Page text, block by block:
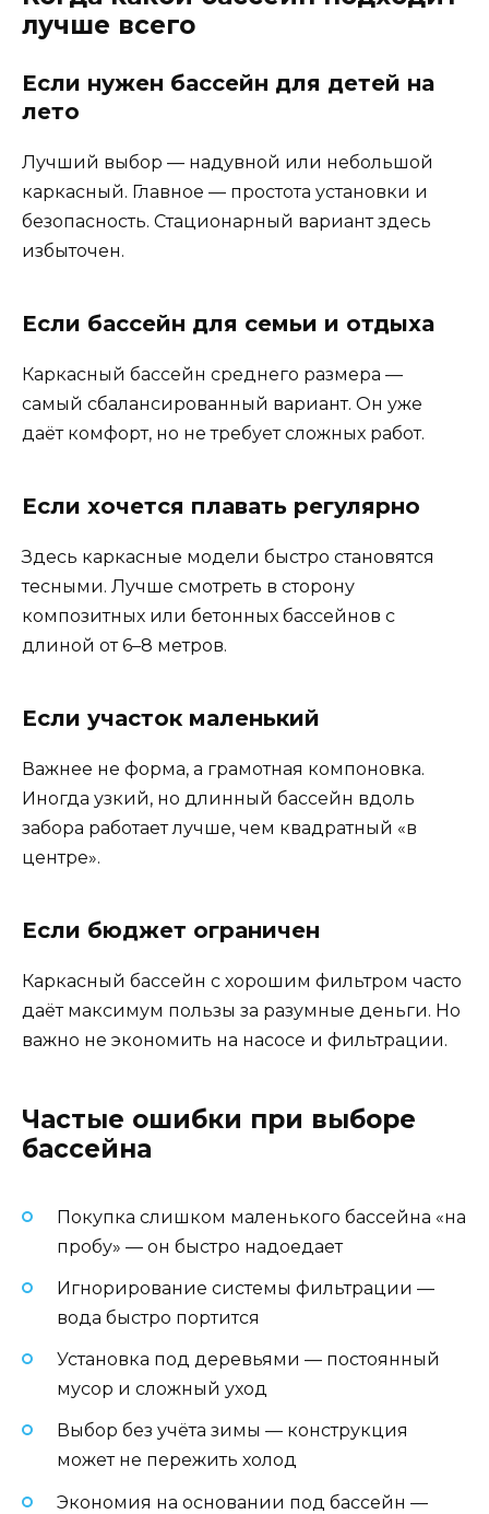
лучше всего
Если нужен бассейн для детей на
лето
Лучший выбор — надувной или небольшой
каркасный. Главное — простота установки и
безопасность. Стационарный вариант здесь
избыточен.
Если бассейн для семьи и отдыха
Каркасный бассейн среднего размера —
самый сбалансированный вариант. Он уже
даёт комфорт, но не требует сложных работ.
Если хочется плавать регулярно
Здесь каркасные модели быстро становятся
тесными. Лучше смотреть в сторону
композитных или бетонных бассейнов с
длиной от 6–8 метров.
Если участок маленький
Важнее не форма, а грамотная компоновка.
Иногда узкий, но длинный бассейн вдоль
забора работает лучше, чем квадратный «в
центре».
Если бюджет ограничен
Каркасный бассейн с хорошим фильтром часто
даёт максимум пользы за разумные деньги. Но
важно не экономить на насосе и фильтрации.
Частые ошибки при выборе
бассейна
Покупка слишком маленького бассейна «на
пробу» — он быстро надоедает
Игнорирование системы фильтрации —
вода быстро портится
Установка под деревьями — постоянный
мусор и сложный уход
Выбор без учёта зимы — конструкция
может не пережить холод
Экономия на основании под бассейн —